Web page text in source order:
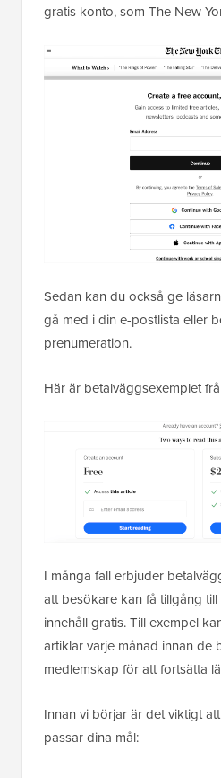
gratis konto, som The New
Sedan kan du också ge
gå med i din e-postlista eller
prenumeration.
Här är betalväggsexemplet
I många fall erbjuder
att besökare kan få tillgång
innehåll gratis. Till exempel
artiklar varje månad innan de
medlemskap för att fortsätta
Innan vi börjar är det viktigt
passar dina mål: